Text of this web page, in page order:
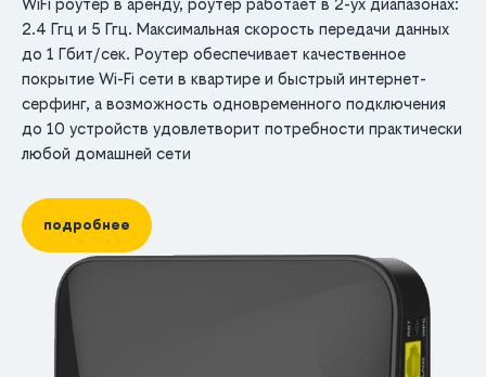
WiFi роутер в аренду, роутер работает в 2-ух диапазонах:
2.4 Ггц и 5 Ггц. Максимальная скорость передачи данных
до 1 Гбит/сек. Роутер обеспечивает качественное
покрытие Wi-Fi сети в квартире и быстрый интернет-
серфинг, а возможность одновременного подключения
до 10 устройств удовлетворит потребности практически
любой домашней сети
подробнее